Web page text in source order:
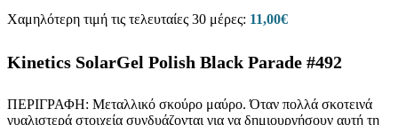
Χαμηλότερη τιμή τις τελευταίες 30 μέρες: 11,00€
Kinetics SolarGel Polish Black Parade #492
ΠΕΡΙΓΡΑΦΗ: Μεταλλικό σκούρο μαύρο. Όταν πολλά σκοτεινά
γυαλιστερά στοιχεία συνδυάζονται για να δημιουργήσουν αυτή τη